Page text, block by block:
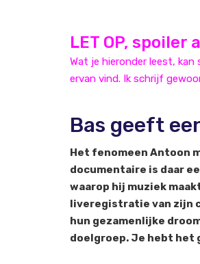
LET OP, spoiler
Wat je hieronder leest,
ervan vind. Ik schrijf
Bas geeft
Het fenomeen Antoon
documentaire is daar
waarop hij muziek
liveregistratie van zijn
hun gezamenlijke
doelgroep. Je hebt het